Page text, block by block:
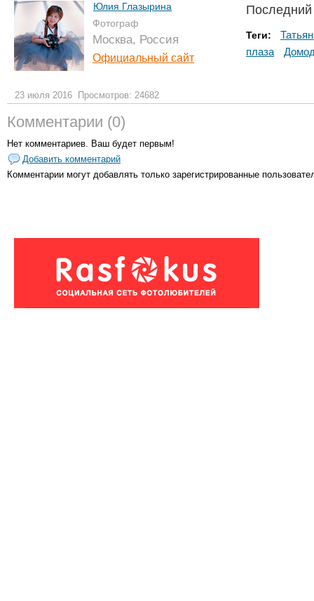
Юлия Глазырина
Фотограф
Москва, Россия
Официальный сайт
Теги:
плаза
23 июля 2016 Просмотров: 24682
Комментарии (0)
Нет комментариев. Ваш будет первым!
Добавить комментарий
Комментарии могут добавлять только зарегистрированные